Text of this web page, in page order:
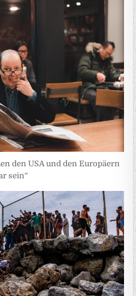
den USA und den Europäern
sein“